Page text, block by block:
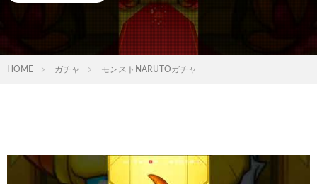
HOME ガチャ モンストNARUTOガチャ